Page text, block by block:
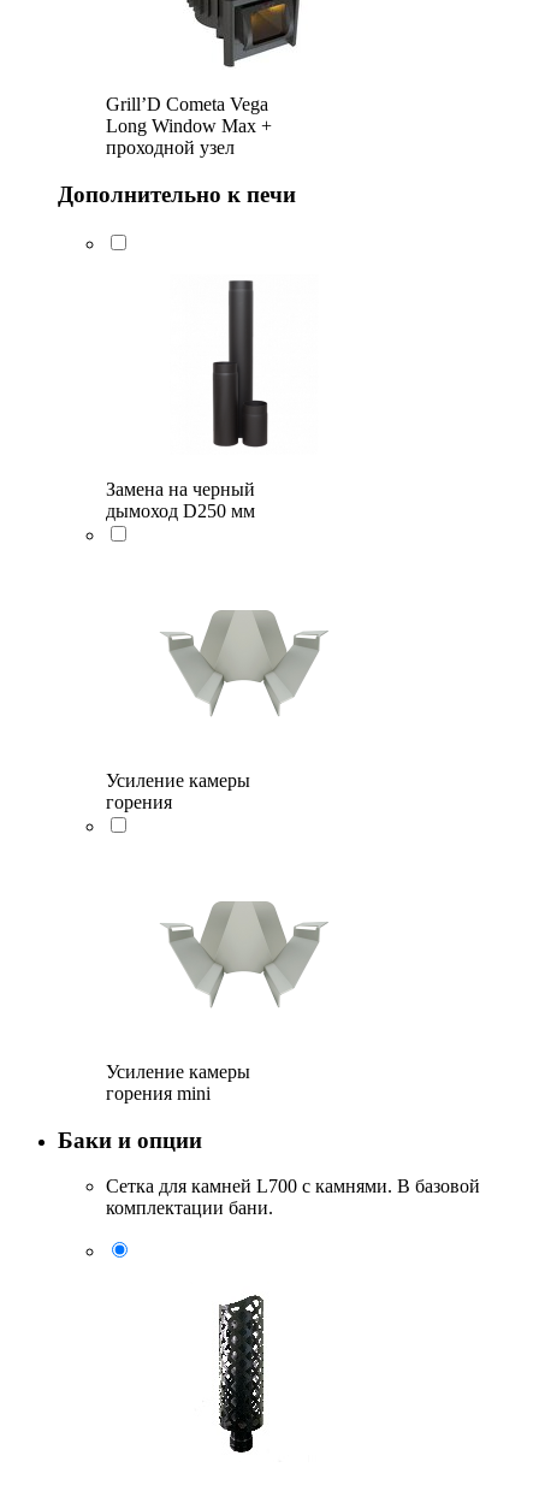
Grill’D Cometa Vega
Long Window Max +
проходной узел
Дополнительно к печи
Замена на черный
дымоход D250 мм
Усиление камеры
горения
Усиление камеры
горения mini
Баки и опции
Сетка для камней L700 с камнями. В базовой
комплектации бани.